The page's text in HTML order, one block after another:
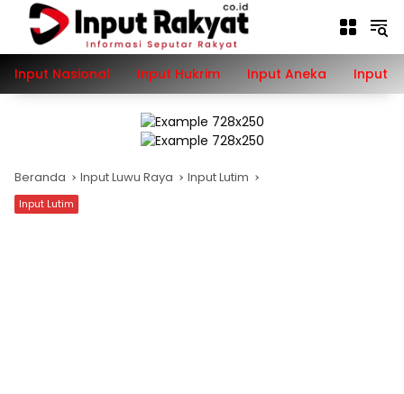
Langsung
konten
Input Nasional
Input Hukrim Input Aneka Input
Beranda Input Luwu Raya Input Lutim
Input Lutim